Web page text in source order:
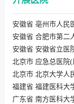
安徽省 亳州市人民
安徽省 合肥市第二
安徽省 安徽省立医
北京市 应急总医院
北京市 北京大学人
福建省 福建医科大
广东省 南方医科大